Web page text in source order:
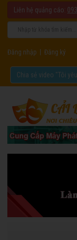
Liên hệ quảng cáo:
Đăng nhập Đăng ký
Chia sẻ video "Tôi